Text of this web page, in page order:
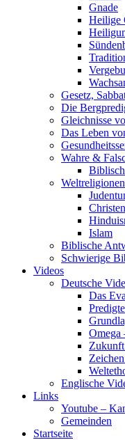
Gnade
Heilige
Gesetz,
Die
Gleichnisse
Das Leben
Wahre &
Weltreligionen
Islam
Biblische
Schwierige
Videos
Deutsche
Das
Omega
Englische
Links
Youtube –
Gemeinden
Startseite